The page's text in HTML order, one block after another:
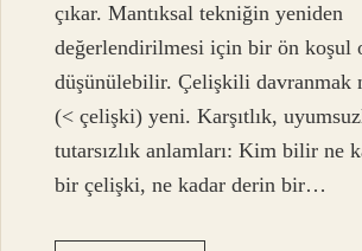
çıkar. Mantıksal tekniğin yeniden
değerlendirilmesi için bir ön koşul
düşünülebilir. Çelişkili davranmak
(< çelişki) yeni. Karşıtlık,
tutarsızlık anlamları: Kim bilir ne
bir çelişki, ne kadar derin bir…